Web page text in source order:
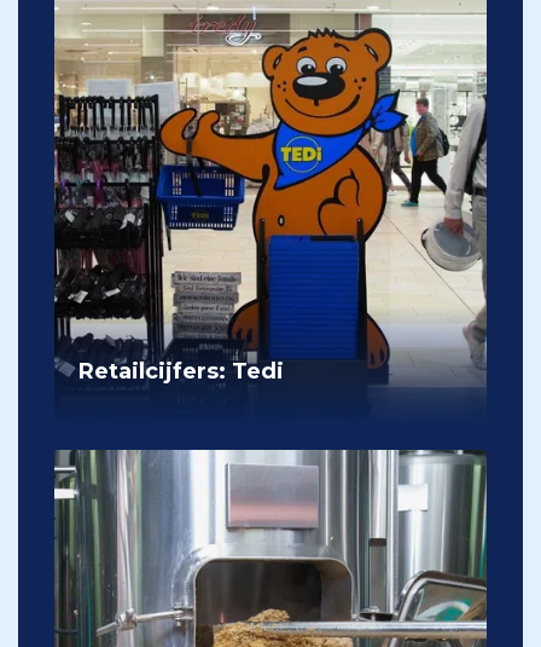
Retailcijfers: Tedi